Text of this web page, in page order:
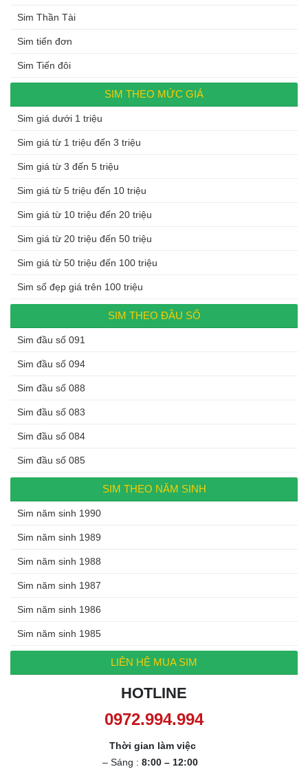
Sim Thần Tài
Sim tiến đơn
Sim Tiến đôi
SIM THEO MỨC GIÁ
Sim giá dưới 1 triệu
Sim giá từ 1 triệu đến 3 triệu
Sim giá từ 3 đến 5 triệu
Sim giá từ 5 triệu đến 10 triệu
Sim giá từ 10 triệu đến 20 triệu
Sim giá từ 20 triệu đến 50 triệu
Sim giá từ 50 triệu đến 100 triệu
Sim số đẹp giá trên 100 triệu
SIM THEO ĐẦU SỐ
Sim đầu số 091
Sim đầu số 094
Sim đầu số 088
Sim đầu số 083
Sim đầu số 084
Sim đầu số 085
SIM THEO NĂM SINH
Sim năm sinh 1990
Sim năm sinh 1989
Sim năm sinh 1988
Sim năm sinh 1987
Sim năm sinh 1986
Sim năm sinh 1985
LIÊN HỆ MUA SIM
HOTLINE
0972.994.994
Thời gian làm việc
– Sáng : 8:00 – 12:00